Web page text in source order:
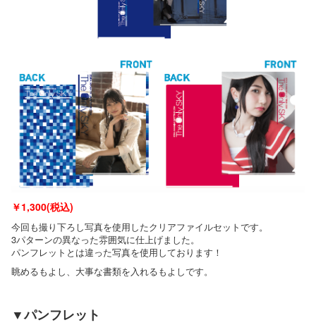
￥1,300(税込)
今回も撮り下ろし写真を使用したクリアファイルセットです。
3パターンの異なった雰囲気に仕上げました。
パンフレットとは違った写真を使用しております！
眺めるもよし、大事な書類を入れるもよしです。
▼パンフレット